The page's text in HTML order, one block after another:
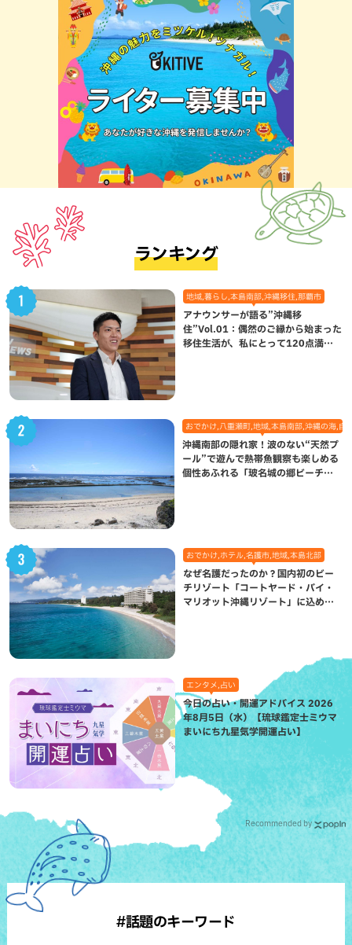
ランキング
地域,暮らし,本島南部,沖縄移住,那覇市
アナウンサーが語る”沖縄移
住”Vol.01：偶然のご縁から始まった
移住生活が、私にとって120点満点
おでかけ,八重瀬町,地域,本島南部,沖縄の海,自
沖縄南部の隠れ家！波のない“天然プ
ール”で遊んで熱帯魚観察も楽しめる
個性あふれる「玻名城の郷ビーチ」
おでかけ,ホテル,名護市,地域,本島北部
なぜ名護だったのか？国内初のビー
チリゾート「コートヤード・バイ・
マリオット沖縄リゾート」に込めら
エンタメ,占い
今日の占い・開運アドバイス 2026
年8月5日（水）【琉球鑑定士ミウマ
まいにち九星気学開運占い】
Recommended by
#話題のキーワード